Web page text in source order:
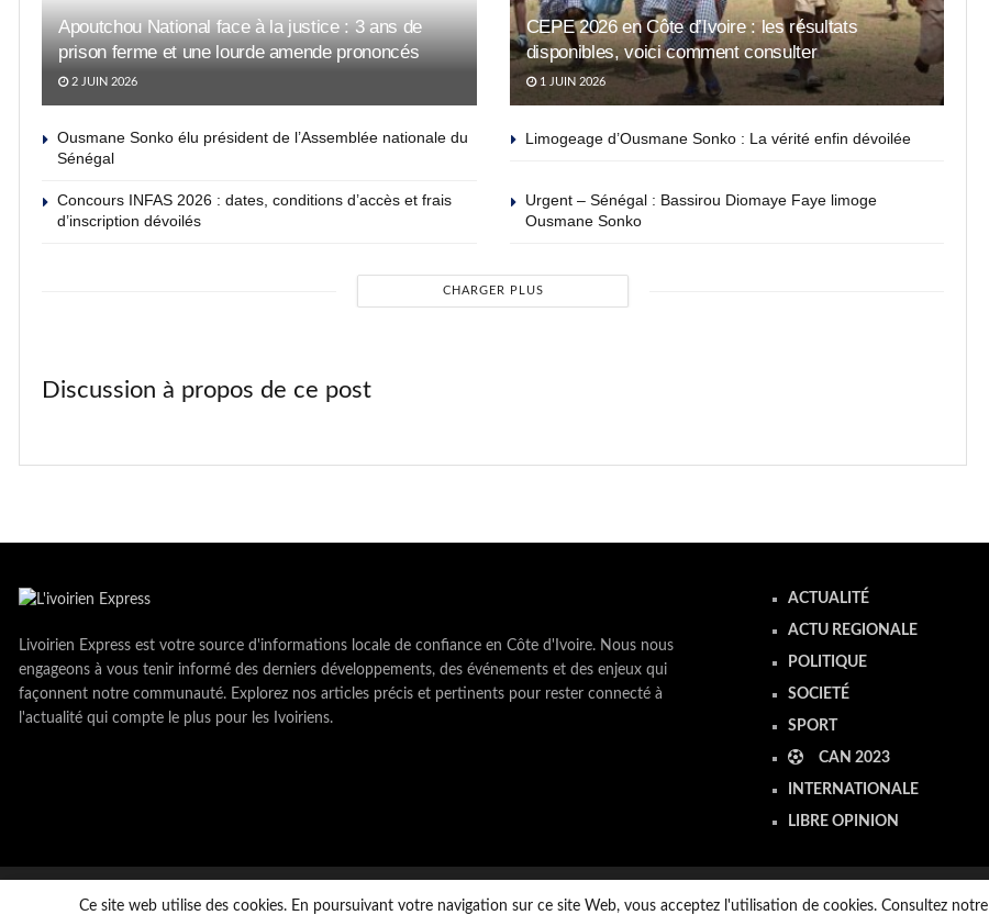
Apoutchou National face à la justice : 3 ans de
prison ferme et une lourde amende prononcés
2 JUIN 2026
CEPE 2026 en Côte d’Ivoire : les résultats
disponibles, voici comment consulter
1 JUIN 2026
Ousmane Sonko élu président de l’Assemblée nationale du
Sénégal
Limogeage d’Ousmane Sonko : La vérité enfin dévoilée
Concours INFAS 2026 : dates, conditions d’accès et frais
d’inscription dévoilés
Urgent – Sénégal : Bassirou Diomaye Faye limoge
Ousmane Sonko
CHARGER PLUS
Discussion à propos de ce post
Livoirien Express est votre source d'informations locale de confiance en Côte d'Ivoire. Nous nous
engageons à vous tenir informé des derniers développements, des événements et des enjeux qui
façonnent notre communauté. Explorez nos articles précis et pertinents pour rester connecté à
l'actualité qui compte le plus pour les Ivoiriens.
ACTUALITÉ
ACTU REGIONALE
POLITIQUE
SOCIETÉ
SPORT
CAN 2023
INTERNATIONALE
LIBRE OPINION
Copyright © LivoirienExpress 2023. tous droits réservés
Ce site web utilise des cookies. En poursuivant votre navigation sur ce site Web, vous acceptez l'utilisation de cookies. Consultez notre